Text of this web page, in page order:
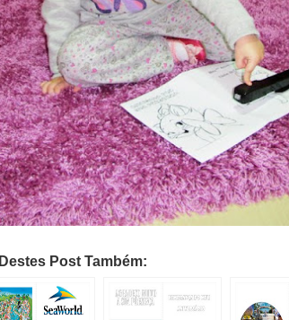
Post Também: